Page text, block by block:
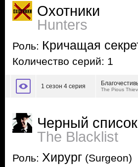
Охотники
Hunters
Роль: Кричащая
Количество серий: 1
1 сезон 4 серия The Pious
Черный список
The Blacklist
Роль: Хирург (Surgeon)